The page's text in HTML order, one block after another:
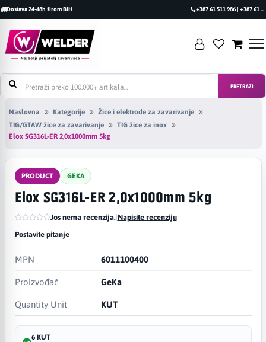
Dostava 24-48h širom BiH +387 61 511 986 | +387 61 493 470
PRETRAŽI
Naslovna Kategorije
Žice i elektrode za zavarivanje
TIG/GTAW žice za zavarivanje
TIG žice za inox
Elox SG316L-ER 2,0x1000mm 5kg
PRODUCT GEKA
Elox SG316L-ER 2,0x1000mm 5kg
Jos nema recenzija.|Napisite recenziju
Postavite pitanje
MPN 6011100400
Proizvođač GeKa
Quantity Unit KUT
6 KUT